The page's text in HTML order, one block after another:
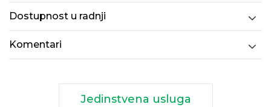
Dostupnost u radnji
Komentari
Jedinstvena usluga